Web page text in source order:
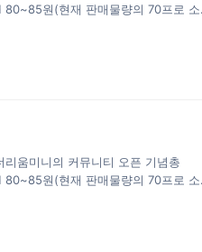
원(현재 판매물량의 70프로 소
움미니의 커뮤니티 오픈 기념총
원(현재 판매물량의 70프로 소